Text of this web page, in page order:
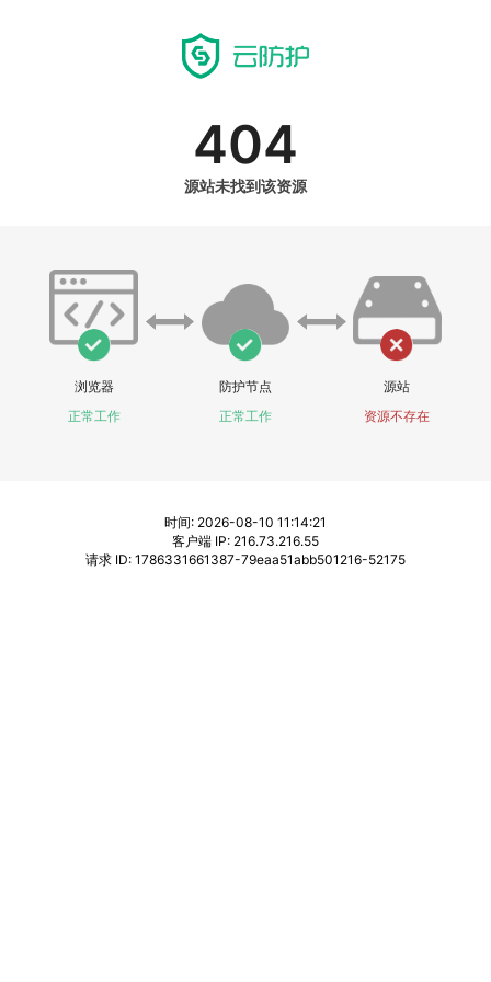
404
源站未找到该资源
浏览器
正常工作
防护节点
正常工作
源站
资源不存在
时间: 2026-08-10 11:14:21
客户端 IP: 216.73.216.55
请求 ID: 1786331661387-79eaa51abb501216-52175